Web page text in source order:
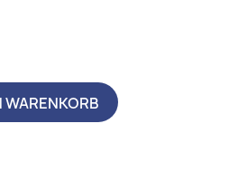
WARENKORB